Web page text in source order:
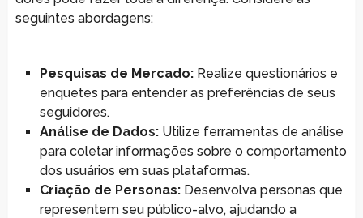
seguintes abordagens:
Pesquisas de Mercado:Realize questionários e
enquetes para entender as preferências de seus
seguidores.
Análise de Dados:Utilize ferramentas de análise
para coletar informações sobre o comportamento
dos usuários em suas plataformas.
Criação de Personas:Desenvolva personas que
representem seu público-alvo, ajudando a